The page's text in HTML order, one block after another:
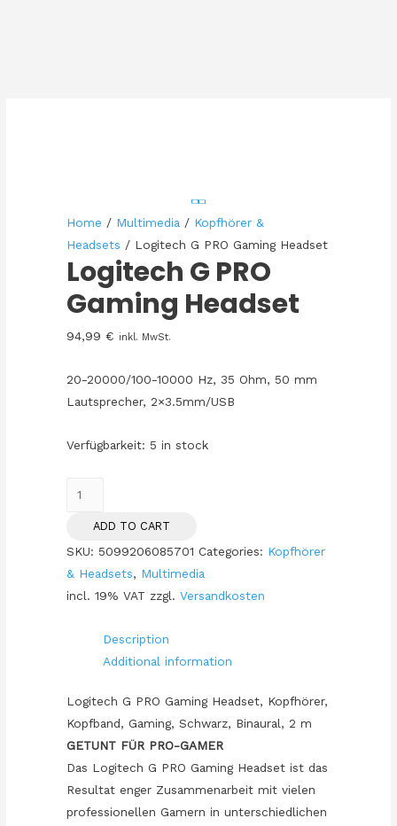
Home / Multimedia / Kopfhörer &
Headsets / Logitech G PRO Gaming Headset
Logitech G PRO
Gaming Headset
94,99€ inkl. MwSt.
20-20000/100-10000 Hz, 35 Ohm, 50 mm
Lautsprecher, 2×3.5mm/USB
Verfügbarkeit: 5 in stock
Gaming
Headset
quantity
ADD TO CART
SKU: 5099206085701 Categories: Kopfhörer
& Headsets, Multimedia
incl. 19% VAT zzgl.Versandkosten
Description
Additional information
Logitech G PRO Gaming Headset, Kopfhörer,
Kopfband, Gaming, Schwarz, Binaural, 2 m
GETUNT FÜR PRO-GAMER
Das Logitech G PRO Gaming Headset ist das
Resultat enger Zusammenarbeit mit vielen
professionellen Gamern in unterschiedlichen